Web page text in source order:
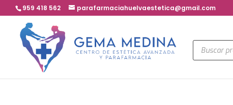
959 418 562 parafarmaciahuelvaestetica@gmail.com
Búsqueda
de
productos